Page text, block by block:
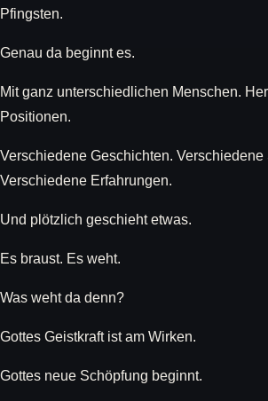
Pfingsten.
Genau da beginnt es.
Mit ganz unterschiedlichen Menschen.
Positionen.
Verschiedene Geschichten. Verschiedene
Verschiedene Erfahrungen.
Und plötzlich geschieht etwas.
Es braust. Es weht.
Was weht da denn?
Gottes Geistkraft ist am Wirken.
Gottes neue Schöpfung beginnt.